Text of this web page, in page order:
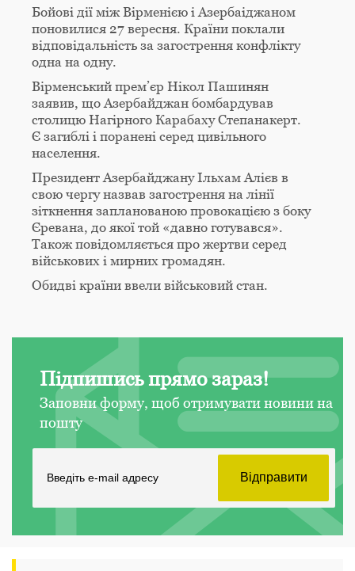
Бойові дії між Вірменією і Азербаіджаном
поновилися 27 вересня. Країни поклали
відповідальність за загострення конфлікту
одна на одну.
Вірменський прем’єр Нікол Пашинян
заявив, що Азербайджан бомбардував
столицю Нагірного Карабаху Степанакерт.
Є загиблі і поранені серед цивільного
населення.
Президент Азербайджану Ільхам Алієв в
свою чергу назвав загострення на лінії
зіткнення запланованою провокацією з боку
Єревана, до якої той «давно готувався».
Також повідомляється про жертви серед
військових і мирних громадян.
Обидві країни ввели військовий стан.
Підпишись прямо зараз!
Заповни форму, щоб отримувати новини на
пошту